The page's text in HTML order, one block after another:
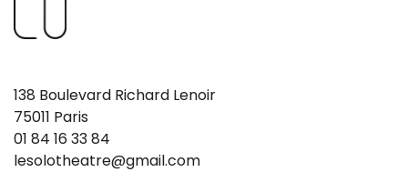
138 Boulevard Richard Lenoir
75011 Paris
01 84 16 33 84
lesolotheatre@gmail.com